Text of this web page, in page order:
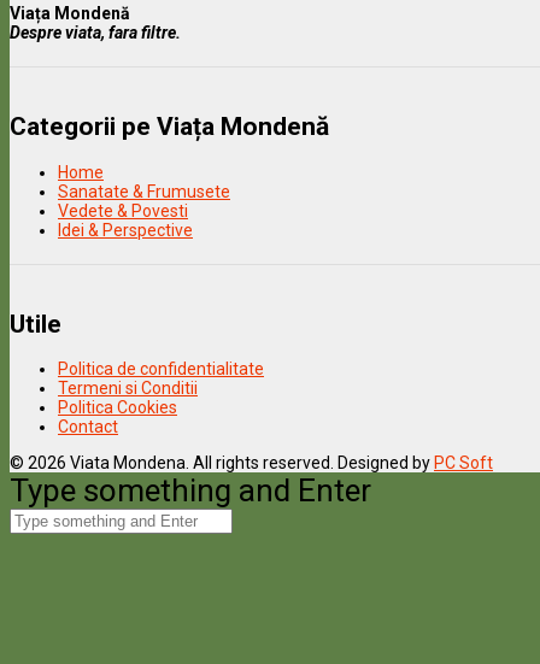
Viața Mondenă
Despre viata, fara filtre.
Categorii pe Viața Mondenă
Home
Sanatate & Frumusete
Vedete & Povesti
Idei & Perspective
Utile
Politica de confidentialitate
Termeni si Conditii
Politica Cookies
Contact
© 2026 Viata Mondena. All rights reserved. Designed by PC Soft
Type something and Enter